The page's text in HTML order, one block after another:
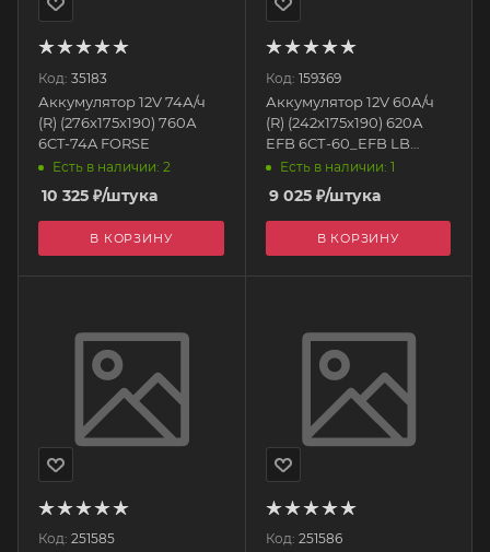
Код: 35183
Аккумулятор 12V 74А/ч
(R) (276x175x190) 760А
6CT-74A FORSE
Есть в наличии: 2
10 325 ₽/штука
В КОРЗИНУ
Код: 159369
Аккумулятор 12V 60А/ч
(R) (242x175x190) 620А
EFB 6СТ-60_EFB LB
FORSE
Есть в наличии: 1
9 025₽/штука
В КОРЗИНУ
Код: 251585 Код: 251586